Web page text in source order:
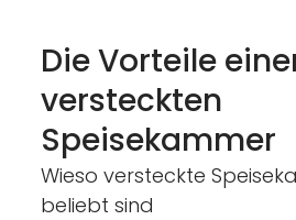
Die Vorteile
versteckten
Speisekammer
Wieso versteckte
beliebt sind